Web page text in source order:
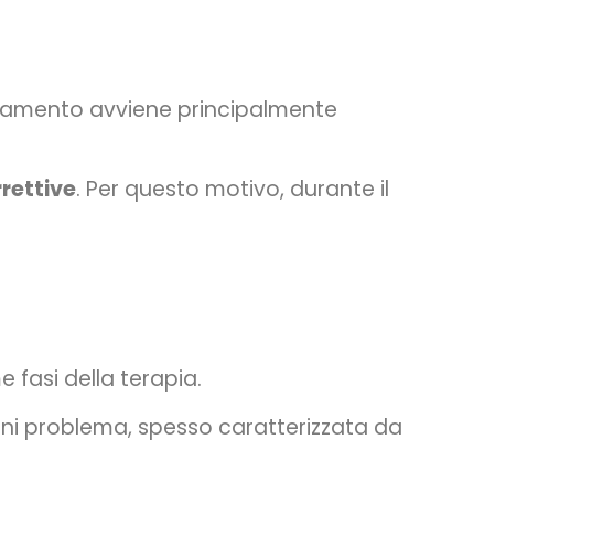
avviene principalmente
. Per questo motivo, durante il
fasi della terapia.
problema, spesso caratterizzata da